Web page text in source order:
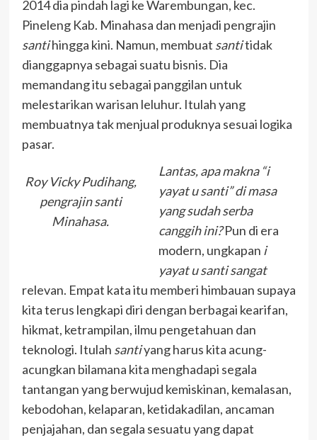
2014 dia pindah lagi ke Warembungan, kec.
Pineleng Kab. Minahasa dan menjadi pengrajin
santihingga kini. Namun, membuat santitidak
dianggapnya sebagai suatu bisnis. Dia
memandang itu sebagai panggilan untuk
melestarikan warisan leluhur. Itulah yang
membuatnya tak menjual produknya sesuai logika
pasar.
Roy Vicky Pudihang,
pengrajin santi
Minahasa.
Lantas, apa makna “i
yayat u santi” di masa
yang sudah serba
canggih ini?Pun di era
modern, ungkapan i
yayat u santi sangat
relevan. Empat kata itu memberi himbauan supaya
kita terus lengkapi diri dengan berbagai kearifan,
hikmat, ketrampilan, ilmu pengetahuan dan
teknologi. Itulah santiyang harus kita acung-
acungkan bilamana kita menghadapi segala
tantangan yang berwujud kemiskinan, kemalasan,
kebodohan, kelaparan, ketidakadilan, ancaman
penjajahan, dan segala sesuatu yang dapat